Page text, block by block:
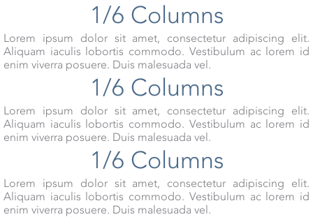
1/6 Columns
Lorem ipsum dolor sit amet, consectetur adipiscing elit.
Aliquam iaculis lobortis commodo. Vestibulum ac lorem id
enim viverra posuere. Duis malesuada vel.
1/6 Columns
Lorem ipsum dolor sit amet, consectetur adipiscing elit.
Aliquam iaculis lobortis commodo. Vestibulum ac lorem id
enim viverra posuere. Duis malesuada vel.
1/6 Columns
Lorem ipsum dolor sit amet, consectetur adipiscing elit.
Aliquam iaculis lobortis commodo. Vestibulum ac lorem id
enim viverra posuere. Duis malesuada vel.